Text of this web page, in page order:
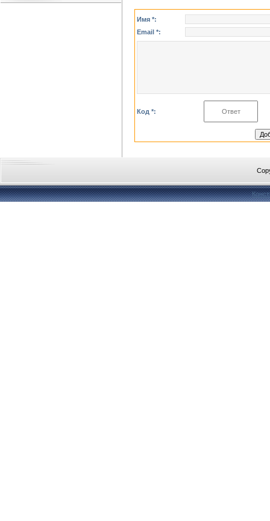
Имя *:
Email *:
Код *: